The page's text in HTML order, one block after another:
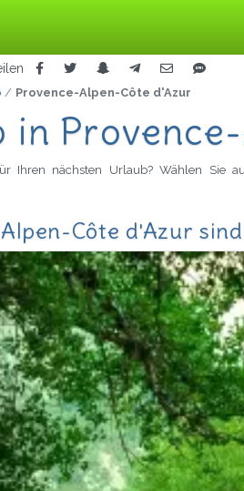
Provence-Alpen-Côte d'Azur
Ihren nächsten Urlaub? Wählen Sie
Côte d'Azur